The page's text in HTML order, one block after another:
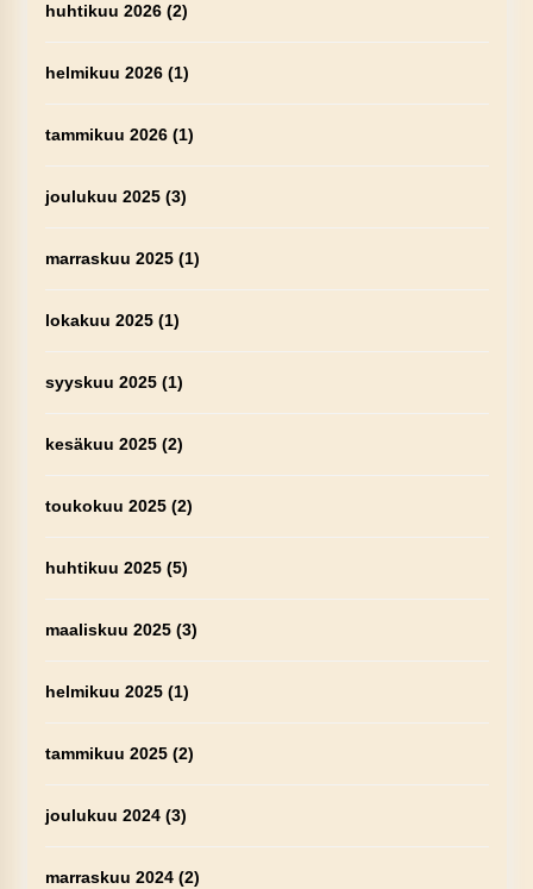
huhtikuu 2026(2)
helmikuu 2026(1)
tammikuu 2026(1)
joulukuu 2025(3)
marraskuu 2025(1)
lokakuu 2025(1)
syyskuu 2025(1)
kesäkuu 2025(2)
toukokuu 2025(2)
huhtikuu 2025(5)
maaliskuu 2025(3)
helmikuu 2025(1)
tammikuu 2025(2)
joulukuu 2024(3)
marraskuu 2024(2)